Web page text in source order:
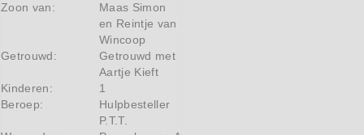
Zoon van:
Maas Simon
en Reintje van
Wincoop
Getrouwd:
Getrouwd met
Aartje Kieft
Kinderen:
1
Beroep:
Hulpbesteller
P.T.T.